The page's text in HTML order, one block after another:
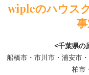
wipleのハウス
<千葉県の
船橋市・市川市・浦安市
柏市